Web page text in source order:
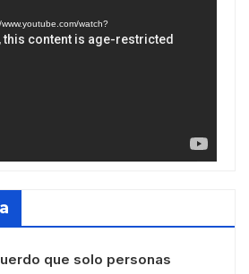
watch?
que solo personas